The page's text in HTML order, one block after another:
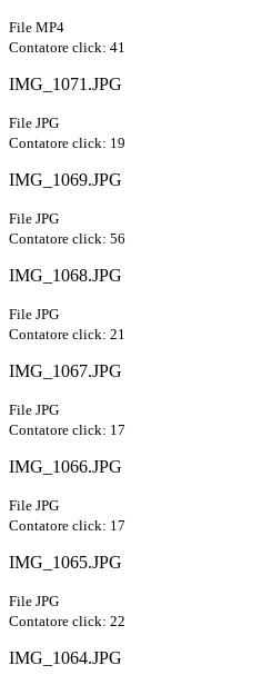
File MP4
Contatore click: 41
IMG_1071.JPG
File JPG
Contatore click: 19
IMG_1069.JPG
File JPG
Contatore click: 56
IMG_1068.JPG
File JPG
Contatore click: 21
IMG_1067.JPG
File JPG
Contatore click: 17
IMG_1066.JPG
File JPG
Contatore click: 17
IMG_1065.JPG
File JPG
Contatore click: 22
IMG_1064.JPG